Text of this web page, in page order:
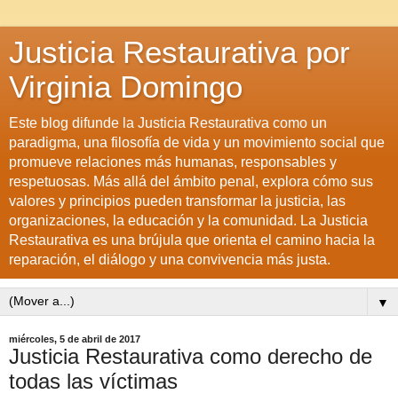
Justicia Restaurativa por
Virginia Domingo
Este blog difunde la Justicia Restaurativa como un
paradigma, una filosofía de vida y un movimiento social que
promueve relaciones más humanas, responsables y
respetuosas. Más allá del ámbito penal, explora cómo sus
valores y principios pueden transformar la justicia, las
organizaciones, la educación y la comunidad. La Justicia
Restaurativa es una brújula que orienta el camino hacia la
reparación, el diálogo y una convivencia más justa.
▼
miércoles, 5 de abril de 2017
Justicia Restaurativa como derecho de
todas las víctimas